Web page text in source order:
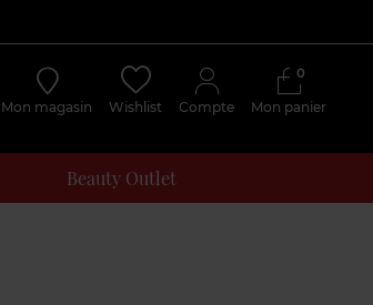
Mon magasin Wishlist Compte Mon panier
0
Beauty Outlet